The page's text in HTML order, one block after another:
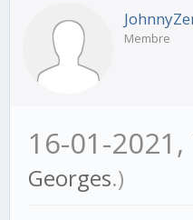
Membre
16-01-2021,
Georges.)